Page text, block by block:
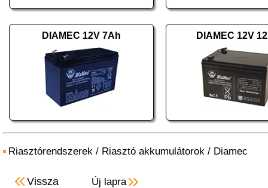
DIAMEC 12V 7Ah DIAMEC 12V
Riasztórendszerek / Riasztó akkumulátorok / Diamec
Vissza Új lapra